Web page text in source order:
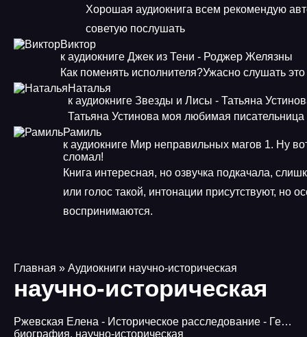
Хорошая аудиокнига всем рекомендую
советую послушать
Виктор
к аудиокниге Джек из Тени - Роджер Желязны
Как поменять исполнителя?Ужасно слушать
Наталья
к аудиокниге Звезды и Лисы - Татьяна
Татьяна Устинова моя любимая писательница
Рамиль
к аудиокниге Мир неправильных магов 1. Ну
сломал!
Книга интересная, но озвучка подкачала,
или голос такой, интонации присутствуют, но
воспринимаются.
Главная » Аудиокниги научно-историческая
научно-историческая
Ржевская Елена - Историческое расследование - Геббельс. Портрет на фоне дневника
биография, научно-историческая